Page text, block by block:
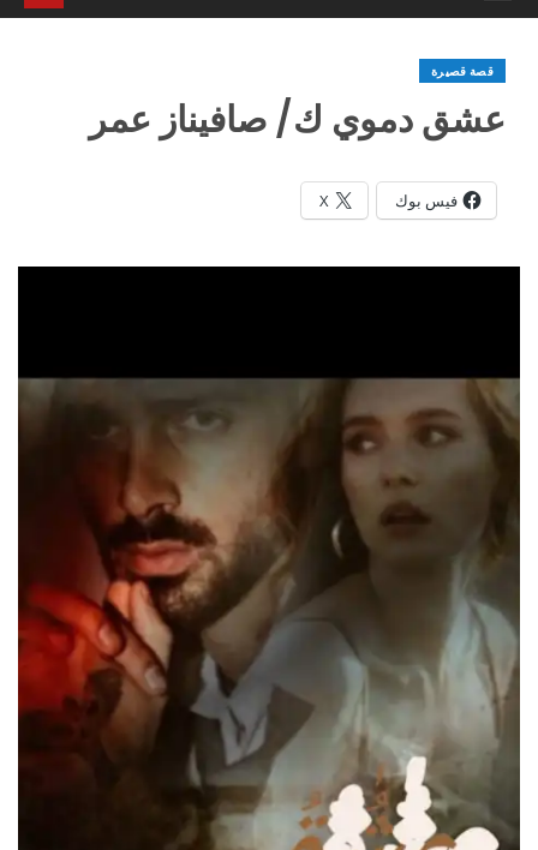
قصة قصيرة
عشق دموي ك/ صافيناز عمر
فيس بوك X